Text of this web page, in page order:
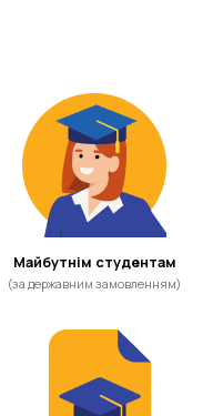
Майбутнім студентам
(за державним замовленням)